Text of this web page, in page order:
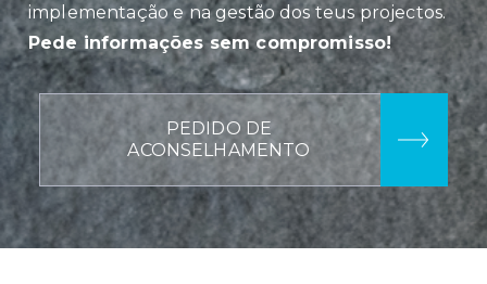
implementação e na gestão dos teus projectos.
Pede informações sem compromisso!
PEDIDO DE
ACONSELHAMENTO